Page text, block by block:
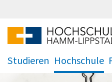
Studieren Hochschule
.